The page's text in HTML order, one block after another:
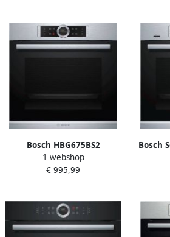
Bosch HBG675BS2
Multifunctionele
ovenpyrolyse 71 l Klasse A +
1 webshop
€ 995,99
Bosch